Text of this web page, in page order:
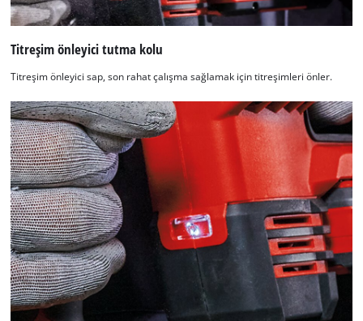
Titreşim önleyici tutma kolu
Titreşim önleyici sap, son rahat çalışma sağlamak için titreşimleri önler.